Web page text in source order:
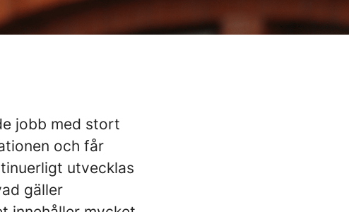
jobb med stort
och får
utvecklas
gäller